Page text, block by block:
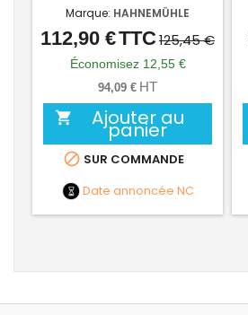
Marque: HAHNEMÜHLE
Prix
Prix
de
base
112,90 €TTC125,45 €
Économisez 12,55 €
94,09 € HT
 Ajouter au
panier
 SUR COMMANDE
Date annoncée NC